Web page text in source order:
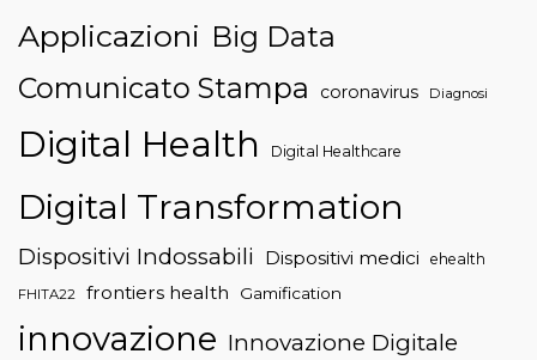
Applicazioni Big Data
Comunicato Stampa
coronavirus Diagnosi
Digital Health Digital Healthcare
Digital Transformation
Dispositivi Indossabili Dispositivi medici ehealth
FHITA22 frontiers health Gamification
innovazione Innovazione Digitale